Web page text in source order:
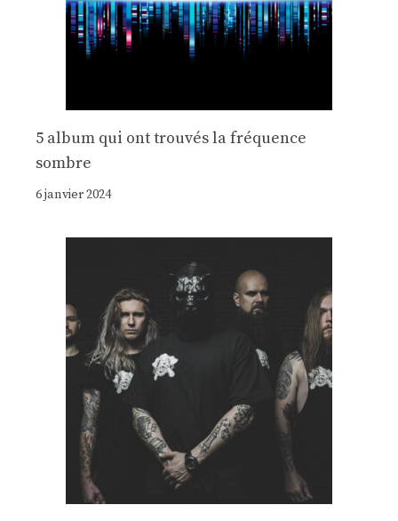
5 album qui ont trouvés la fréquence
sombre
6 janvier 2024